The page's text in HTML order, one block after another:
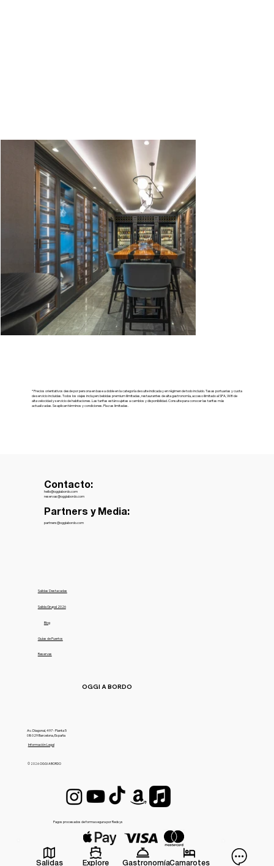
* Precios orientativos desde por persona en base a doble en la categoría de suite indicada y en régimen de todo incluido. Tasas portuarias y cuota
de servicio incluidas. Todos los viajes incluyen: bebidas premium ilimitadas, restaurantes de alta gastronomía, acceso ilimitado al SPA, Wifi de
alta velocidad y servicio de habitaciones. Las tarifas están sujetas a cambios y disponibilidad. Consulte para conocer las tarifas más
actualizadas. Se aplican términos y condiciones. Plazas limitadas.
OGGI A BORDO
Av. Diagonal, 497 - Planta 5
08029 Barcelona, España
Información Legal
© 2026 OGGI A BORDO
Salidas Destacadas
Salida Grupal 2026
Guías de Puertos
Blog
Reservas
Contacto:
hello@oggiabordo.com
reservas@oggiabordo.com
Partners y Media:
partners@oggiabordo.com
Pagos procesados de forma segura por Redsys
Salidas Explore GastronomíaCamarotes